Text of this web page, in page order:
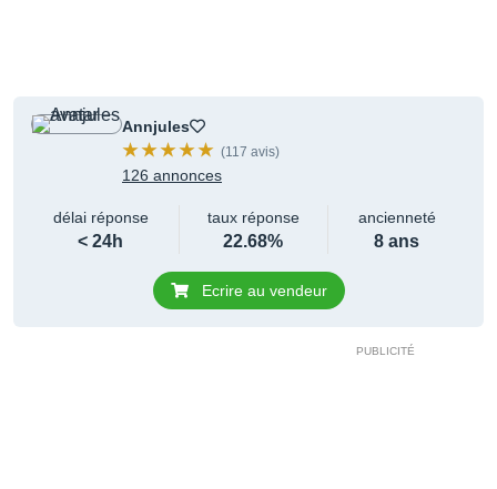
Annjules
(117 avis)
126 annonces
délai réponse
< 24h
taux réponse
22.68%
ancienneté
8 ans
Ecrire au vendeur